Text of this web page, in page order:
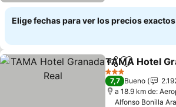
Elige fechas para ver los precios exactos
Compartir
Agregar a
TAMA Hotel
3 Estrellas
7,7 Bueno
a 18.9 km de:
Alfonso Bonilla